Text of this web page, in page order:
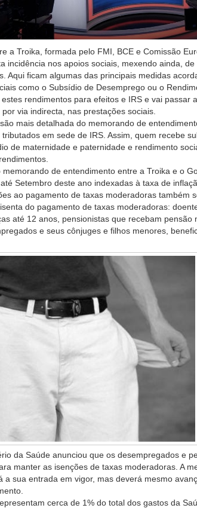
a Troika, formada pelo FMI, BCE e Comissão
incidência nos apoios sociais, mexendo ainda,
Aqui ficam algumas das principais medidas
como o Subsídio de Desemprego ou o
rendimentos para efeitos e IRS e vai passar
via indirecta, nas prestações sociais.
mais detalhada do memorando de
em sede de IRS. Assim, quem recebe
de maternidade e paternidade e rendimento
de entendimento entre a Troika e o
Setembro deste ano indexadas à taxa de
ao pagamento de taxas moderadoras também
do pagamento de taxas moderadoras:
até 12 anos, pensionistas que recebam pensão
e seus cônjuges e filhos menores,
da Saúde anunciou que os desempregados e
manter as isenções de taxas moderadoras. A
a sua entrada em vigor, mas deverá mesmo
cerca de 1% do total dos gastos da